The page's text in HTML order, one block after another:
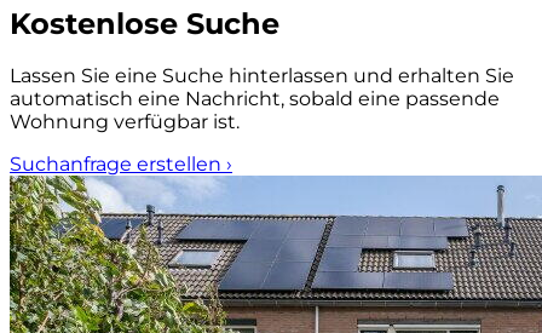
Kostenlose Suche
Lassen Sie eine Suche hinterlassen und erhalten Sie
automatisch eine Nachricht, sobald eine passende
Wohnung verfügbar ist.
Suchanfrage erstellen ›